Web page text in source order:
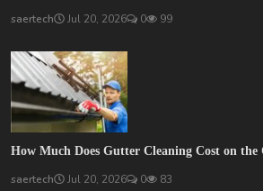
saertech Jul 20, 2026 0 99
How Much Does Gutter Cleaning Cost on the
saertech Jul 20, 2026 0 83